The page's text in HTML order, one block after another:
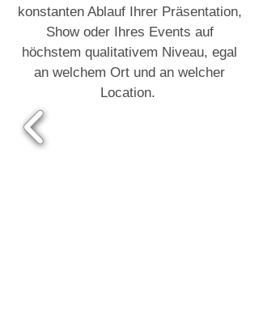
konstanten Ablauf Ihrer Präsentation,
Show oder Ihres Events auf
höchstem qualitativem Niveau, egal
an welchem Ort und an welcher
Location.